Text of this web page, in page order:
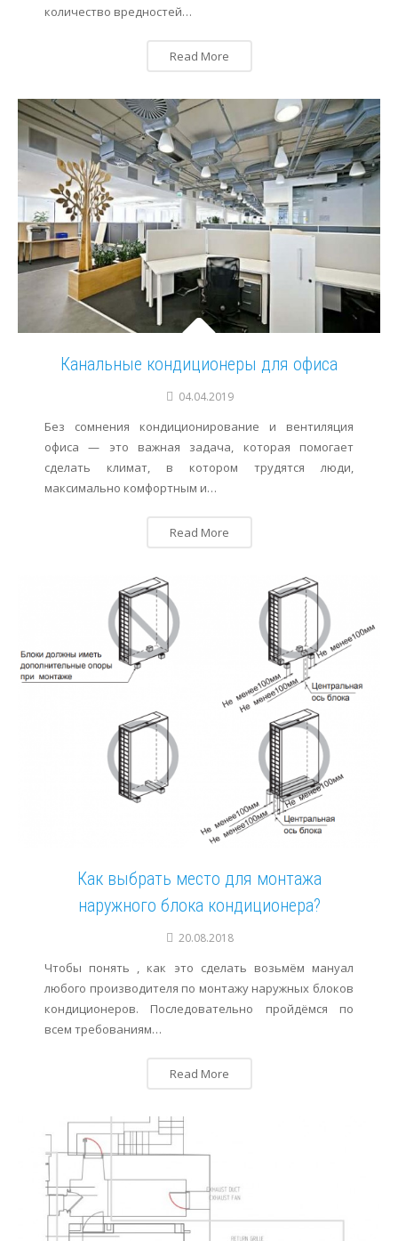
количество вредностей…
Read More
Канальные кондиционеры для офиса
04.04.2019
Без сомнения кондиционирование и вентиляция
офиса — это важная задача, которая помогает
сделать климат, в котором трудятся люди,
максимально комфортным и…
Read More
Как выбрать место для монтажа
наружного блока кондиционера?
20.08.2018
Чтобы понять , как это сделать возьмём мануал
любого производителя по монтажу наружных блоков
кондиционеров. Последовательно пройдёмся по
всем требованиям…
Read More